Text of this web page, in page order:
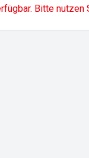
Bitte nutzen